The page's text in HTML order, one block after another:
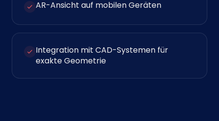
AR-Ansicht auf mobilen Geräten
Integration mit CAD-Systemen für
exakte Geometrie